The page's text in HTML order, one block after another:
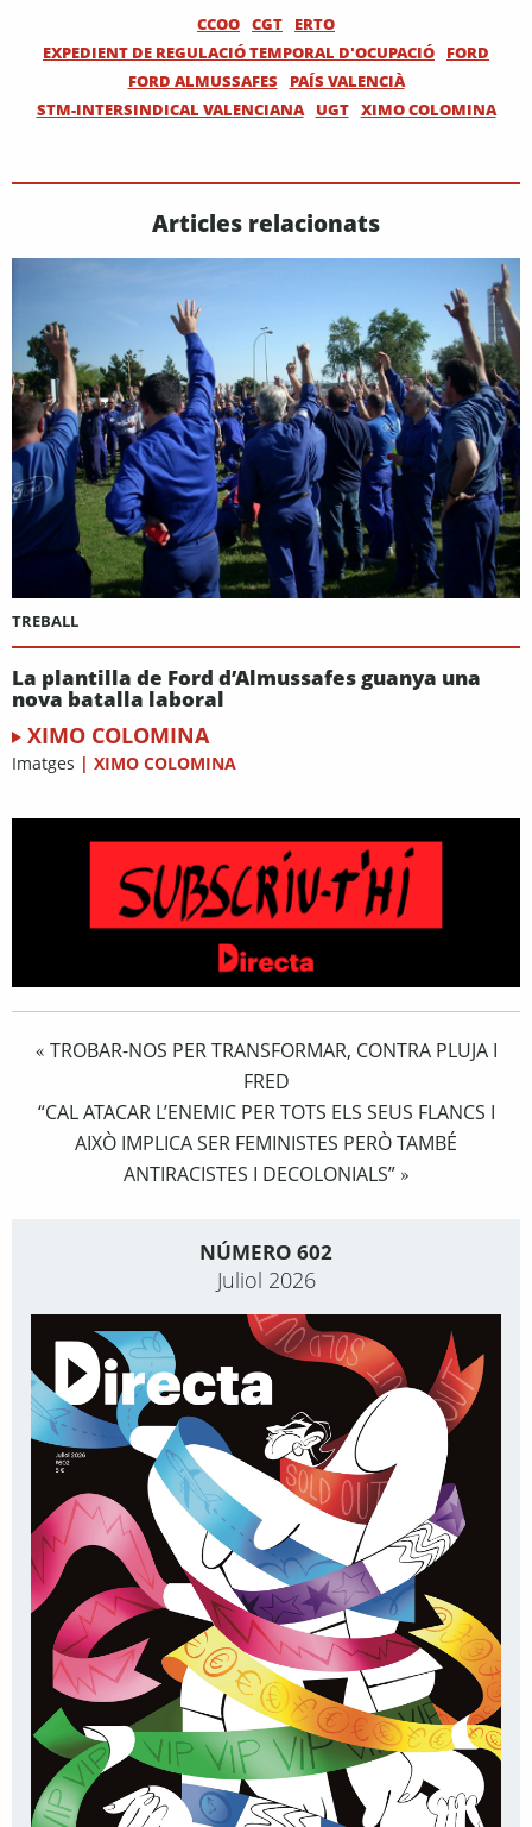
CCOO CGT
ERTO
EXPEDIENT DE REGULACIÓ TEMPORAL D'OCUPACIÓ
FORD
FORD ALMUSSAFES
PAÍS VALENCIÀ
STM-INTERSINDICAL VALENCIANA
UGT XIMO COLOMINA
Articles relacionats
TREBALL
La plantilla de Ford d’Almussafes guanya una
nova batalla laboral
XIMO COLOMINA
Imatges | XIMO COLOMINA
« TROBAR-NOS PER TRANSFORMAR, CONTRA PLUJA I
FRED
“CAL ATACAR L’ENEMIC PER TOTS ELS SEUS FLANCS I
AIXÒ IMPLICA SER FEMINISTES PERÒ TAMBÉ
ANTIRACISTES I DECOLONIALS” »
NÚMERO 602
Juliol 2026